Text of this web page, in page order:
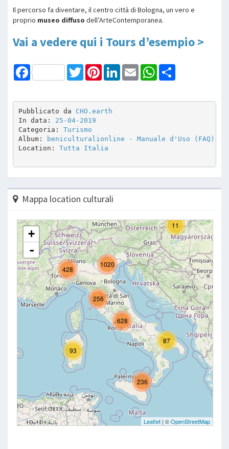
Il percorso fa diventare, il centro città di Bologna, un vero e
proprio museo diffuso dell’ArteContemporanea.
Vai a vedere qui i Tours d’esempio >
Facebook TwitterPinterestLinkedInEmail WhatsApp
Pubblicato da CHO.earth
In data: 25-04-2019
Categoria: Turismo
Album:
beniculturalionline - Manuale d'Uso (FAQ)
Location: Tutta Italia
Mappa location culturali